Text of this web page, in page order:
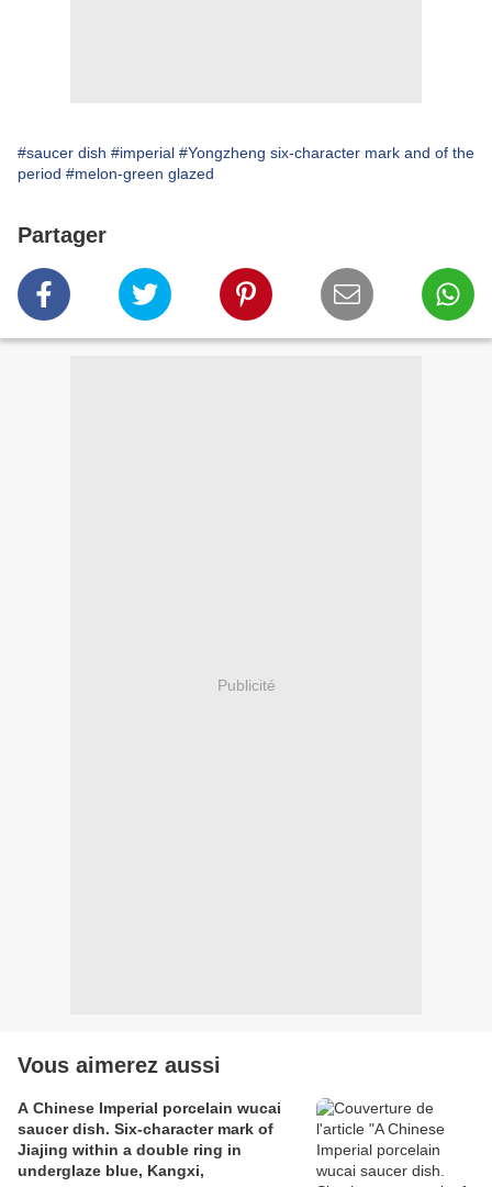
#saucer dish #imperial #Yongzheng six-character mark and of the
period #melon-green glazed
Partager
Publicité
Vous aimerez aussi
A Chinese Imperial porcelain wucai
saucer dish. Six-character mark of
Jiajing within a double ring in
underglaze blue, Kangxi,